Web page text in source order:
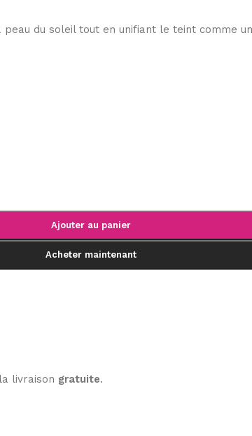
du soleil tout en unifiant le teint comme
Ajouter au panier
Acheter maintenant
livraison gratuite.